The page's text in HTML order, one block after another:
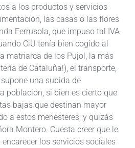
a los productos y servicios
las casas o las flores
Ferrusola, que impuso tal IVA
CiU tenía bien cogido al
matriarca de los Pujol, la más
de Cataluña!), el transporte,
una subida de
población, si bien es cierto que
bajas que destinan mayor
a estos menesteres, y quizás
Montero. Cuesta creer que le
los servicios sociales